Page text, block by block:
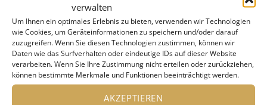
verwalten
Um Ihnen ein optimales Erlebnis zu bieten, verwenden wir Technologien
wie Cookies, um Geräteinformationen zu speichern und/oder darauf
zuzugreifen. Wenn Sie diesen Technologien zustimmen, können wir
Daten wie das Surfverhalten oder eindeutige IDs auf dieser Website
verarbeiten. Wenn Sie Ihre Zustimmung nicht erteilen oder zurückziehen,
können bestimmte Merkmale und Funktionen beeinträchtigt werden.
AKZEPTIEREN
Weitere Info : www.schwaebischhall.de
Foto: (c) Carolin Saage